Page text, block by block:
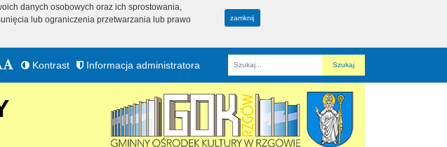
danych osobowych oraz ich sprostowania,
lub ograniczenia przetwarzania lub prawo
zamknij
Kontrast Informacja administratora
Fraza